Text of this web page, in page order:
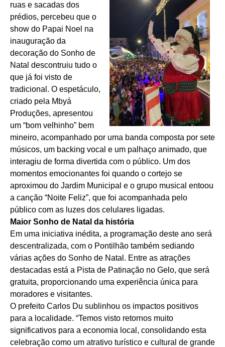
ruas e sacadas dos
prédios, percebeu que o
show do Papai Noel na
inauguração da
decoração do Sonho de
Natal descontruiu tudo o
que já foi visto de
tradicional. O espetáculo,
criado pela Mbyá
Produções, apresentou
um “bom velhinho” bem
mineiro, acompanhado por uma banda composta por sete
músicos, um backing vocal e um palhaço animado, que
interagiu de forma divertida com o público. Um dos
momentos emocionantes foi quando o cortejo se
aproximou do Jardim Municipal e o grupo musical entoou
a canção “Noite Feliz”, que foi acompanhada pelo
público com as luzes dos celulares ligadas.
Maior Sonho de Natal da história
Em uma iniciativa inédita, a programação deste ano será
descentralizada, com o Pontilhão também sediando
várias ações do Sonho de Natal. Entre as atrações
destacadas está a Pista de Patinação no Gelo, que será
gratuita, proporcionando uma experiência única para
moradores e visitantes.
O prefeito Carlos Du sublinhou os impactos positivos
para a localidade. “Temos visto retornos muito
significativos para a economia local, consolidando esta
celebração como um atrativo turístico e cultural de grande